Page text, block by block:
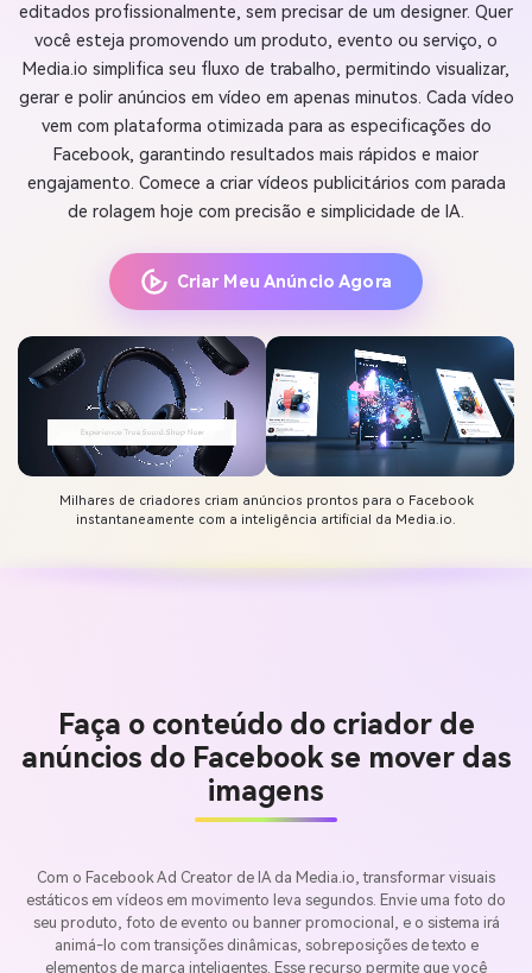
editados profissionalmente, sem precisar de um designer. Quer
você esteja promovendo um produto, evento ou serviço, o
Media.io simplifica seu fluxo de trabalho, permitindo visualizar,
gerar e polir anúncios em vídeo em apenas minutos. Cada vídeo
vem com plataforma otimizada para as especificações do
Facebook, garantindo resultados mais rápidos e maior
engajamento. Comece a criar vídeos publicitários com parada
de rolagem hoje com precisão e simplicidade de IA.
Criar Meu Anúncio Agora
Milhares de criadores criam anúncios prontos para o Facebook
instantaneamente com a inteligência artificial da Media.io.
Faça o conteúdo do criador de
anúncios do Facebook se mover das
imagens
Com o Facebook Ad Creator de IA da Media.io, transformar visuais
estáticos em vídeos em movimento leva segundos. Envie uma foto do
seu produto, foto de evento ou banner promocional, e o sistema irá
animá-lo com transições dinâmicas, sobreposições de texto e
elementos de marca inteligentes. Esse recurso permite que você